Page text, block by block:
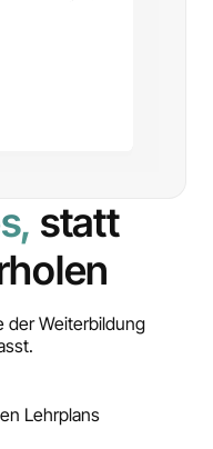
statt
der Weiterbildung
Lehrplans